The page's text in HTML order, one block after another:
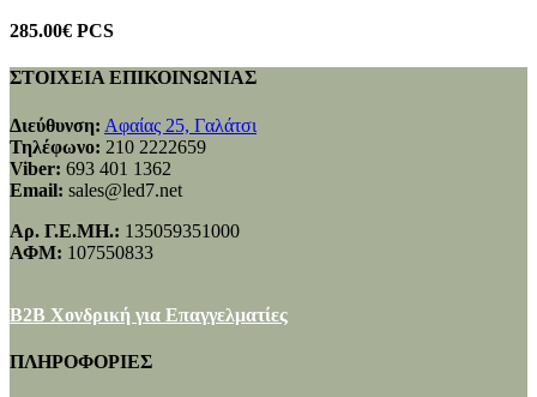
285.00€ PCS
ΣΤΟΙΧΕΙΑ ΕΠΙΚΟΙΝΩΝΙΑΣ
Διεύθυνση: Αφαίας 25, Γαλάτσι
Τηλέφωνο: 210 2222659
Viber: 693 401 1362
Email: sales@led7.net
Αρ. Γ.Ε.ΜΗ.: 135059351000
ΑΦΜ: 107550833
B2B Χονδρική για Επαγγελματίες
ΠΛΗΡΟΦΟΡΙΕΣ